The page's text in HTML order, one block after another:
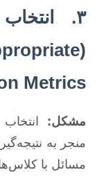
۳.
Metrics)
مشکل:
منجر به
مسائل با